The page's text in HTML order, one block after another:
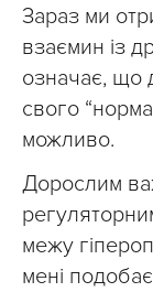
Зараз ми
взаємин із
означає, що
свого
можливо.
Дорослим
межу
мені